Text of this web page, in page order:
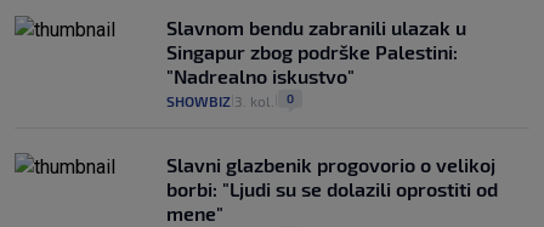
Slavnom bendu zabranili ulazak u
Singapur zbog podrške Palestini:
"Nadrealno iskustvo"
SHOWBIZ 3. kol. 0
Slavni glazbenik progovorio o velikoj
borbi: "Ljudi su se dolazili oprostiti od
mene"